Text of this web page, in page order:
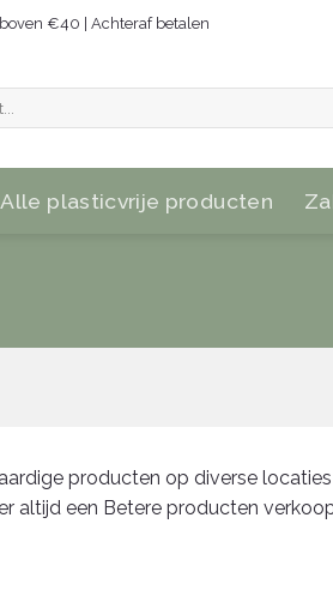
€40 | Achteraf betalen
Alle plasticvrije producten
producten op diverse
altijd een Betere producten